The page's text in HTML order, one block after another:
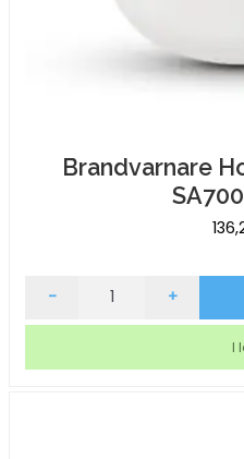
Brandvarnare
Brandvarnare
- +
I